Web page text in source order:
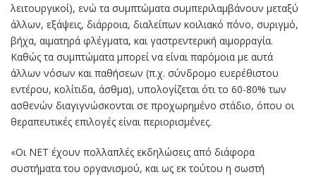
λειτουργικοί), ενώ τα συμπτώματα συμπεριλαμβάνουν μεταξύ
άλλων, εξάψεις, διάρροια, διαλείπων κοιλιακό πόνο, συριγμό,
βήχα, αιματηρά φλέγματα, και γαστρεντερική αιμορραγία.
Καθώς τα συμπτώματα μπορεί να είναι παρόμοια με αυτά
άλλων νόσων και παθήσεων (π.χ. σύνδρομο ευερέθιστου
εντέρου, κολίτιδα, άσθμα), υπολογίζεται ότι το 60-80% των
ασθενών διαγιγνώσκονται σε προχωρημένο στάδιο, όπου οι
θεραπευτικές επιλογές είναι περιορισμένες.
«Οι ΝΕΤ έχουν πολλαπλές εκδηλώσεις από διάφορα
συστήματα του οργανισμού, και ως εκ τούτου η σωστή